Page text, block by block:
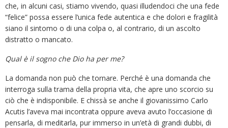
che, in alcuni casi, stiamo vivendo, quasi illudendoci che una fede
“felice” possa essere l’unica fede autentica e che dolori e fragilità
siano il sintomo o di una colpa o, al contrario, di un ascolto
distratto o mancato.
Qual è il sogno che Dio ha per me?
La domanda non può che tornare. Perché è una domanda che
interroga sulla trama della propria vita, che apre uno scorcio su
ciò che è indisponibile. E chissà se anche il giovanissimo Carlo
Acutis l’aveva mai incontrata oppure aveva avuto l’occasione di
pensarla, di meditarla, pur immerso in un’età di grandi dubbi, di